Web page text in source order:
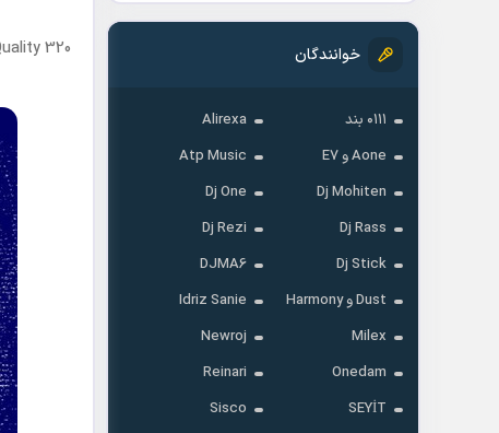
خوانندگان
۰۱۱۱ بند
Alirexa
Aone و E7
Atp Music
Dj Mohiten
Dj One
Dj Rass
Dj Rezi
Dj Stick
DJMA6
Dust و Harmony
Idriz Sanie
Milex
Newroj
Onedam
Reinari
SEYİT
Sisco
320